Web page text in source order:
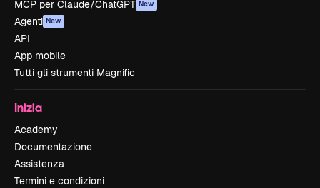
MCP per Claude/ChatGPT New
Agenti New
API
App mobile
Tutti gli strumenti Magnific
Inizia
Academy
Documentazione
Assistenza
Termini e condizioni